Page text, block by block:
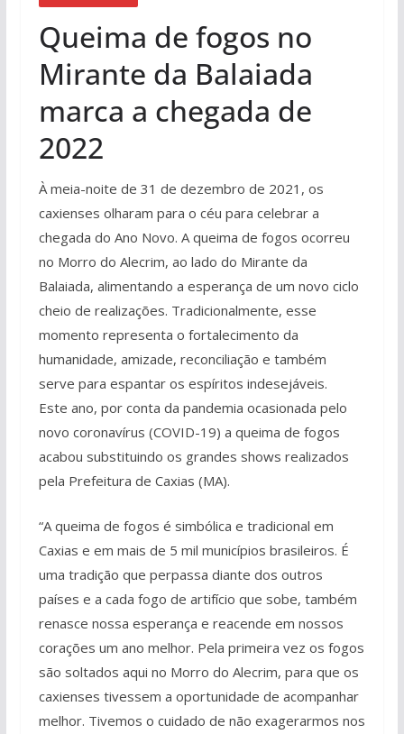
Queima de fogos no
Mirante da Balaiada
marca a chegada de
2022
À meia-noite de 31 de dezembro de 2021, os
caxienses olharam para o céu para celebrar a
chegada do Ano Novo. A queima de fogos ocorreu
no Morro do Alecrim, ao lado do Mirante da
Balaiada, alimentando a esperança de um novo ciclo
cheio de realizações. Tradicionalmente, esse
momento representa o fortalecimento da
humanidade, amizade, reconciliação e também
serve para espantar os espíritos indesejáveis.
Este ano, por conta da pandemia ocasionada pelo
novo coronavírus (COVID-19) a queima de fogos
acabou substituindo os grandes shows realizados
pela Prefeitura de Caxias (MA).
“A queima de fogos é simbólica e tradicional em
Caxias e em mais de 5 mil municípios brasileiros. É
uma tradição que perpassa diante dos outros
países e a cada fogo de artifício que sobe, também
renasce nossa esperança e reacende em nossos
corações um ano melhor. Pela primeira vez os fogos
são soltados aqui no Morro do Alecrim, para que os
caxienses tivessem a oportunidade de acompanhar
melhor. Tivemos o cuidado de não exagerarmos nos